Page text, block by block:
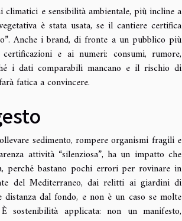
e sensibilità ambientale, più incline a
è stata usata, se il cantiere certifica
Anche i brand, di fronte a un pubblico più
e ai numeri: consumi, rumore,
i dati comparabili mancano e il rischio di
fatica a convincere.
sedimento, rompere organismi fragili e
attività “silenziosa”, ha un impatto che
perché bastano pochi errori per rovinare in
del Mediterraneo, dai relitti ai giardini di
dal fondo, e non è un caso se molte
applicata: non un manifesto,